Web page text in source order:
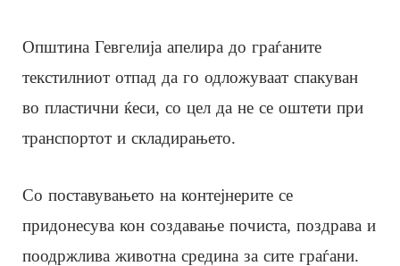
Општина Гевгелија апелира до граѓаните
текстилниот отпад да го одложуваат спакуван
во пластични ќеси, со цел да не се оштети при
транспортот и складирањето.
Со поставувањето на контејнерите се
придонесува кон создавање почиста, поздрава и
поодржлива животна средина за сите граѓани.